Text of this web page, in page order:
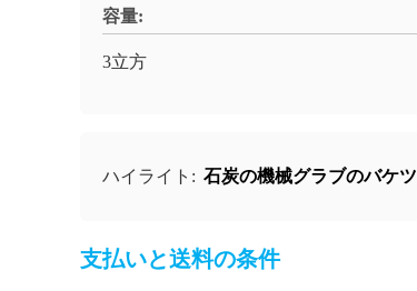
容量:
3立方
ハイライト: 石炭の機械グラブのバケツ
支払いと送料の条件